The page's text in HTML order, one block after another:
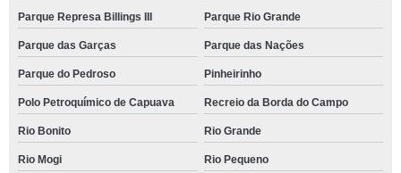
Parque Represa Billings III Parque Rio Grande
Parque das Garças Parque das Nações
Parque do Pedroso Pinheirinho
Polo Petroquímico de Capuava Recreio da Borda do Campo
Rio Bonito Rio Grande
Rio Mogi Rio Pequeno